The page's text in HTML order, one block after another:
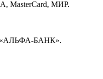
MasterCard, МИР.
«АЛЬФА-БАНК».